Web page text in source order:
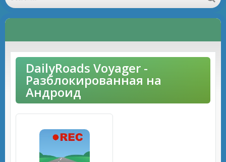
DailyRoads Voyager -
Разблокированная на
Андроид